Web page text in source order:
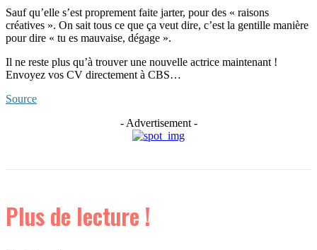
Sauf qu’elle s’est proprement faite jarter, pour des « raisons
créatives ». On sait tous ce que ça veut dire, c’est la gentille manière
pour dire « tu es mauvaise, dégage ».
Il ne reste plus qu’à trouver une nouvelle actrice maintenant !
Envoyez vos CV directement à CBS…
Source
- Advertisement -
Plus de lecture !